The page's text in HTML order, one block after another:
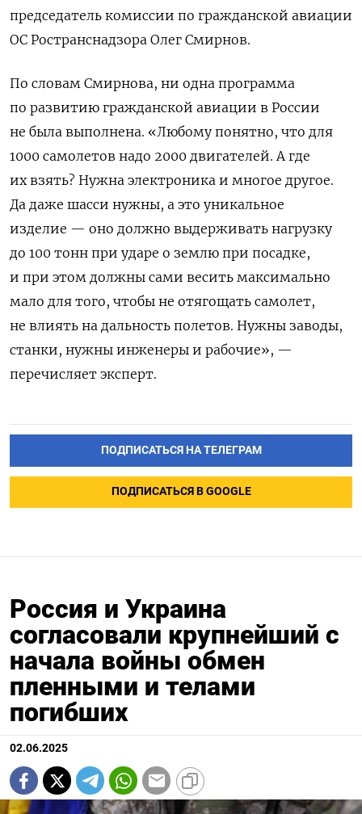
председатель комиссии по гражданской авиации
ОС Ространснадзора Олег Смирнов.
По словам Смирнова, ни одна программа
по развитию гражданской авиации в России
не была выполнена. «Любому понятно, что для
1000 самолетов надо 2000 двигателей. А где
их взять? Нужна электроника и многое другое.
Да даже шасси нужны, а это уникальное
изделие — оно должно выдерживать нагрузку
до 100 тонн при ударе о землю при посадке,
и при этом должны сами весить максимально
мало для того, чтобы не отягощать самолет,
не влиять на дальность полетов. Нужны заводы,
станки, нужны инженеры и рабочие», —
перечисляет эксперт.
ПОДПИСАТЬСЯ НА ТЕЛЕГРАМ
ПОДПИСАТЬСЯ В GOOGLE
Россия и Украина
согласовали крупнейший с
начала войны обмен
пленными и телами
погибших
02.06.2025